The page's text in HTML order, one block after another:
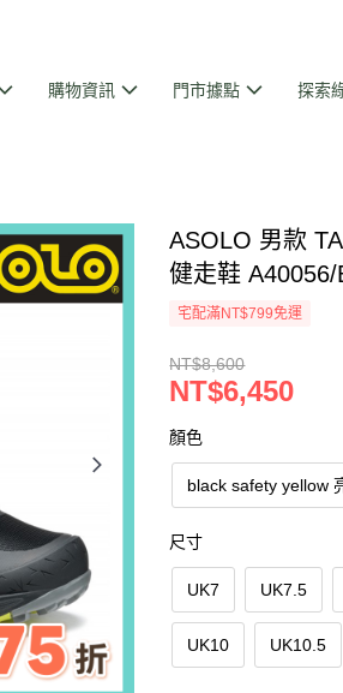
購物資訊 門市據點 探索
ASOLO 男款
健走鞋
宅配滿NT$799免運
NT$8,600
NT$6,450
顏色
black safety yellow
尺寸
UK7 UK7.5
UK10 UK10.5